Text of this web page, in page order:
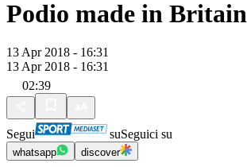
Podio made in Britain
13 Apr 2018 - 16:31
13 Apr 2018 - 16:31
02:39
Segui suSeguici su
whatsapp discover